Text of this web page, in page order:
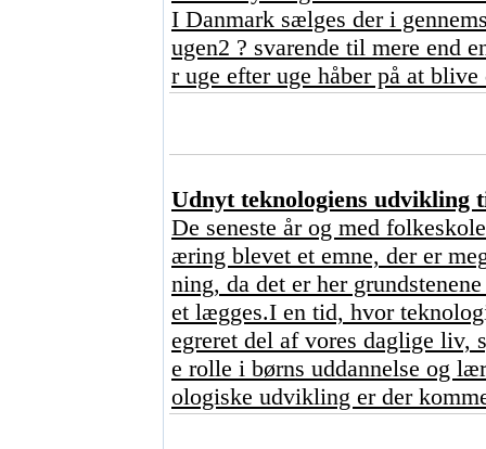
I Danmark sælges der i
ugen2 ? svarende til mere end
r uge efter uge håber på at
Udnyt teknologiens
De seneste år og med
æring blevet et emne, der er
ning, da det er her
et lægges.I en tid, hvor
egreret del af vores daglige liv,
e rolle i børns uddannelse og
ologiske udvikling er der